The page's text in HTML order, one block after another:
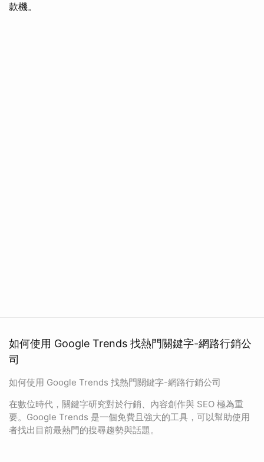
款機。
如何使用 Google Trends 找熱門關鍵字-網路行銷公
司
如何使用 Google Trends 找熱門關鍵字-網路行銷公司
在數位時代，關鍵字研究對於行銷、內容創作與 SEO 極為重
要。Google Trends 是一個免費且強大的工具，可以幫助使用
者找出目前最熱門的搜尋趨勢與話題。